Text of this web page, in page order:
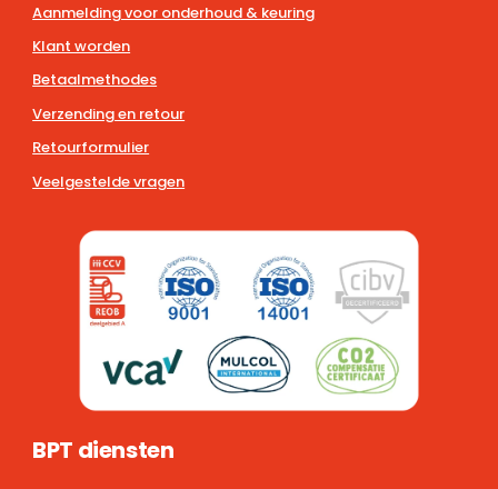
Aanmelding voor onderhoud & keuring
Klant worden
Betaalmethodes
Verzending en retour
Retourformulier
Veelgestelde vragen
BPT diensten